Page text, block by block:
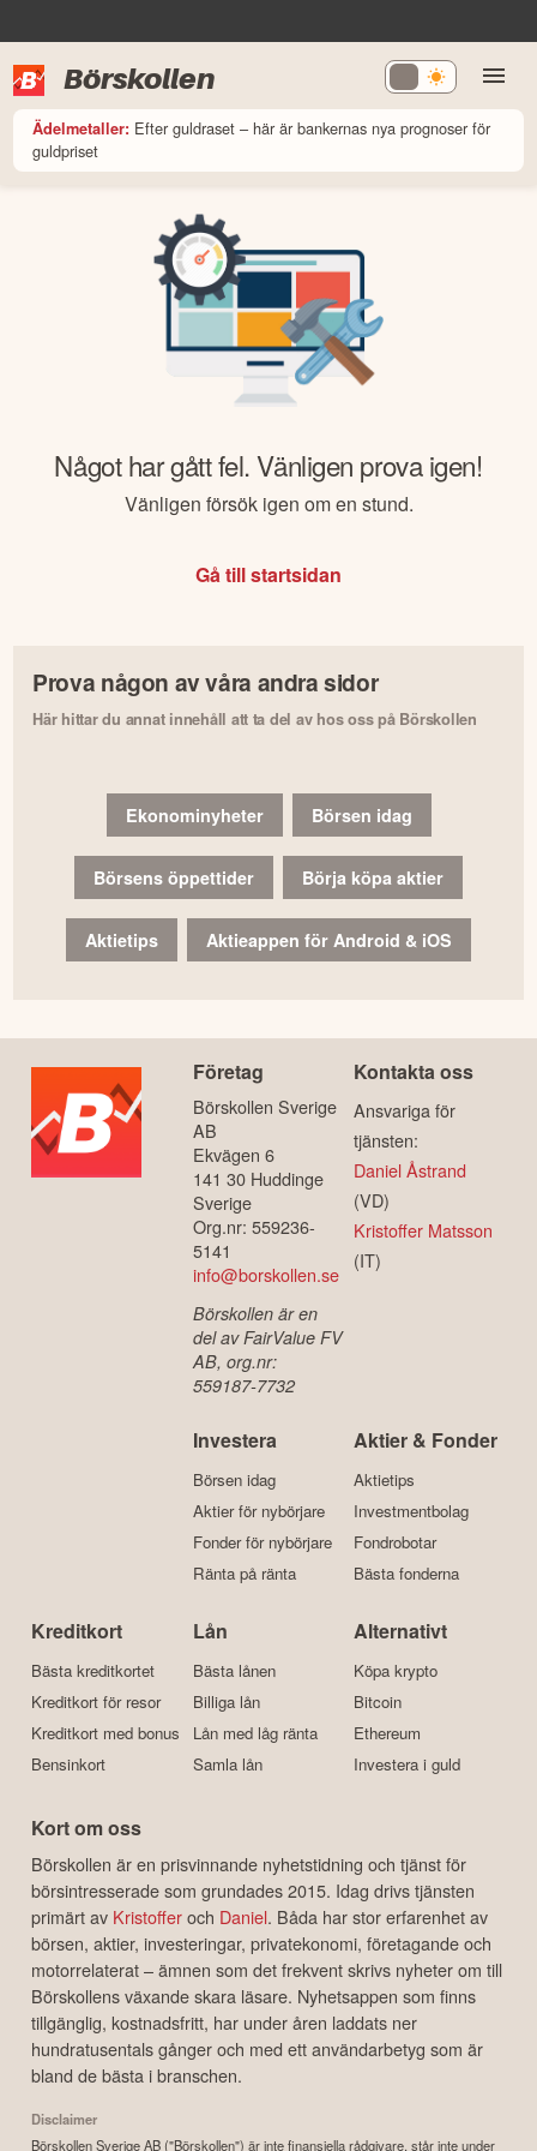
Börskollen
Ädelmetaller: Efter guldraset – här är bankernas nya prognoser för
guldpriset
Något har gått fel. Vänligen prova igen!
Vänligen försök igen om en stund.
Gå till startsidan
Prova någon av våra andra sidor
Här hittar du annat innehåll att ta del av hos oss på Börskollen
Ekonominyheter Börsen idag
Börsens öppettider Börja köpa aktier
Aktietips Aktieappen för Android & iOS
Företag
Börskollen Sverige
AB
Ekvägen 6
141 30 Huddinge
Sverige
Org.nr: 559236-
5141
info@borskollen.se
Börskollen är en
del av FairValue FV
AB, org.nr:
559187-7732
Kontakta oss
Ansvariga för
tjänsten:
Daniel Åstrand
(VD)
Kristoffer Matsson
(IT)
Investera
Börsen idag
Aktier för nybörjare
Fonder för nybörjare
Ränta på ränta
Aktier & Fonder
Aktietips
Investmentbolag
Fondrobotar
Bästa fonderna
Kreditkort
Bästa kreditkortet
Kreditkort för resor
Kreditkort med bonus
Bensinkort
Lån
Bästa lånen
Billiga lån
Lån med låg ränta
Samla lån
Alternativt
Köpa krypto
Bitcoin
Ethereum
Investera i guld
Kort om oss
Börskollen är en prisvinnande nyhetstidning och tjänst för
börsintresserade som grundades 2015. Idag drivs tjänsten
primärt av Kristofferoch Daniel. Båda har stor erfarenhet av
börsen, aktier, investeringar, privatekonomi, företagande och
motorrelaterat – ämnen som det frekvent skrivs nyheter om till
Börskollens växande skara läsare. Nyhetsappen som finns
tillgänglig, kostnadsfritt, har under åren laddats ner
hundratusentals gånger och med ett användarbetyg som är
bland de bästa i branschen.
Disclaimer
Börskollen Sverige AB ("Börskollen") är inte finansiella rådgivare, står inte under